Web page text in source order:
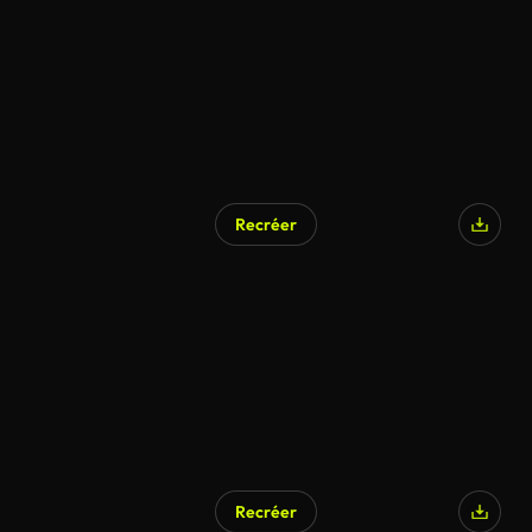
Recréer
Recréer